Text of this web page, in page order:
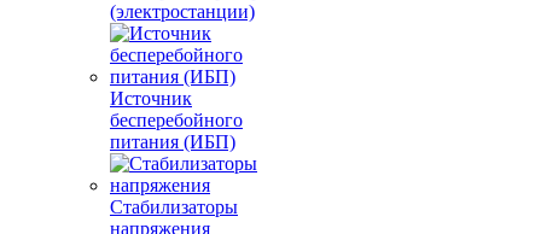
(электростанции)
Источник
бесперебойного
питания (ИБП)
Стабилизаторы
напряжения